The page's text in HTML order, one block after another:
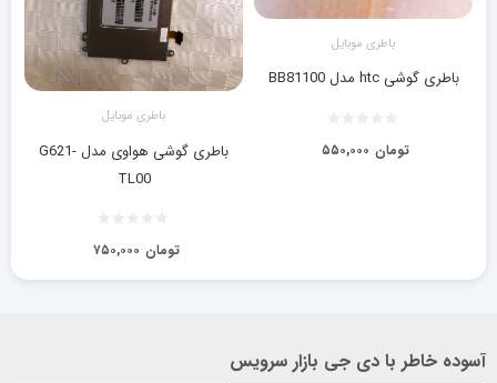
باطری موبایل
باطری گوشی htc مدل BB81100
۵۵۰,۰۰۰ تومان
باطری موبایل
باطری گوشی هواوی مدل G621-
TL00
۷۵۰,۰۰۰ تومان
آسوده خاطر با دی جی بازار سرویس